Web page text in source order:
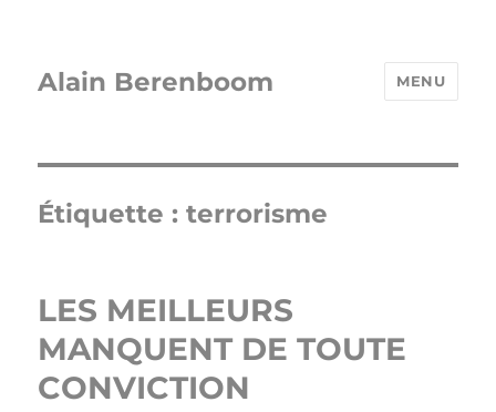
Alain Berenboom MENU
Étiquette :terrorisme
LES MEILLEURS
MANQUENT DE TOUTE
CONVICTION